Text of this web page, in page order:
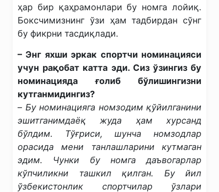
ҳар бир қаҳрамонлари бу номга лойиқ.
Боксчимизнинг ўзи ҳам тадбирдан сўнг
бу фикрни тасдиқлади.
– Энг яхши эркак спортчи номинацияси
учун рақобат катта эди. Сиз ўзингиз бу
номинацияда ғолиб бўлишингизни
кутганмидингиз?
– Бу номинацияга номзодим қўйилганини
эшитганимдаёқ жуда ҳам хурсанд
бўлдим. Тўғриси, шунча номзодлар
орасида мени танлашларини кутмаган
эдим. Чунки бу номга даъвогарлар
кўпчиликни ташкил қилган. Бу йил
ўзбекистонлик спортчилар ўзлари